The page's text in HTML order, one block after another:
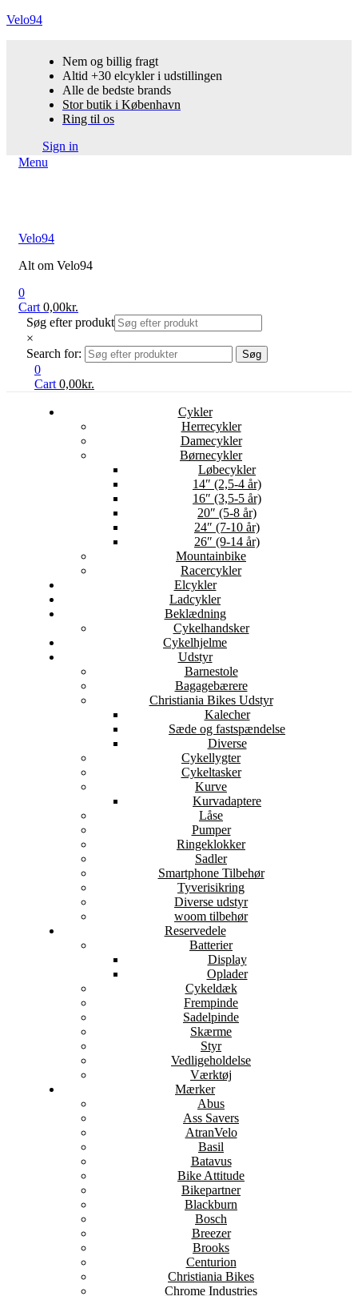
Velo94
Nem og billig fragt
Altid +30 elcykler i udstillingen
Alle de bedste brands
Stor butik i København
Ring til os
Sign in
Menu
Velo94
Alt om Velo94
0
Cart 0,00kr.
Søg efter produkt
×
Search for:
Søg
0
Cart 0,00kr.
Cykler
Herrecykler
Damecykler
Børnecykler
Løbecykler
14″ (2,5-4 år)
16″ (3,5-5 år)
20″ (5-8 år)
24″ (7-10 år)
26″ (9-14 år)
Mountainbike
Racercykler
Elcykler
Ladcykler
Beklædning
Cykelhandsker
Cykelhjelme
Udstyr
Barnestole
Bagagebærere
Christiania Bikes Udstyr
Kalecher
Sæde og fastspændelse
Diverse
Cykellygter
Cykeltasker
Kurve
Kurvadaptere
Låse
Pumper
Ringeklokker
Sadler
Smartphone Tilbehør
Tyverisikring
Diverse udstyr
woom tilbehør
Reservedele
Batterier
Display
Oplader
Cykeldæk
Frempinde
Sadelpinde
Skærme
Styr
Vedligeholdelse
Værktøj
Mærker
Abus
Ass Savers
AtranVelo
Basil
Batavus
Bike Attitude
Bikepartner
Blackburn
Bosch
Breezer
Brooks
Centurion
Christiania Bikes
Chrome Industries